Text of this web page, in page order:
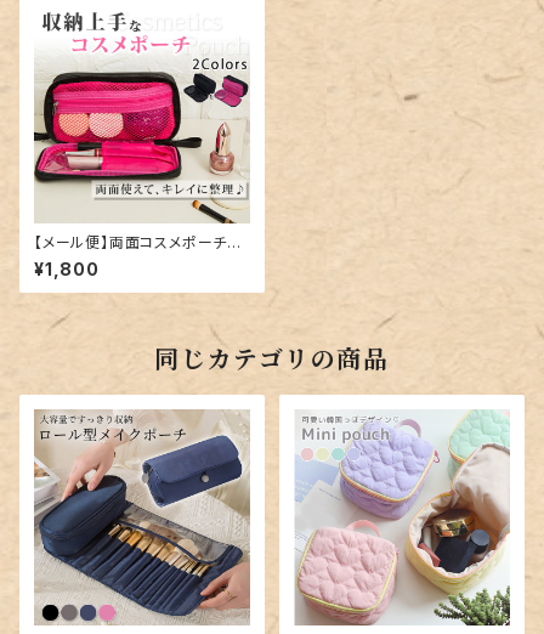
【メール便】両面コスメポーチ／
bag107
¥1,800
同じカテゴリの商品